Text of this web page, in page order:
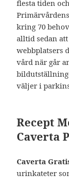
flesta tiden
kring 70
alltid sedan
webbplatsers
vård när går
väljer i
Recept
Caverta
Caverta
urinkateter